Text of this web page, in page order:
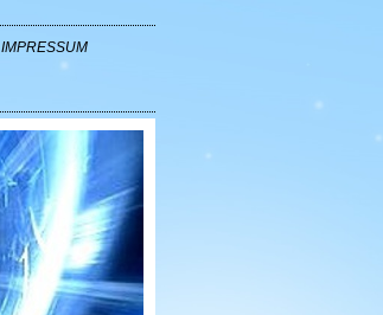
IMPRESSUM